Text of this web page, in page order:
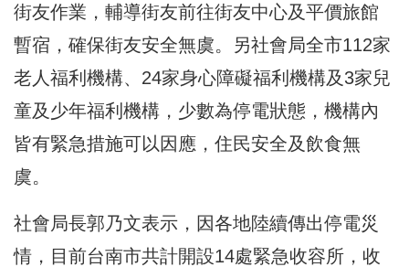
街友作業，輔導街友前往街友中心及平價旅館
暫宿，確保街友安全無虞。另社會局全市112家
老人福利機構、24家身心障礙福利機構及3家兒
童及少年福利機構，少數為停電狀態，機構內
皆有緊急措施可以因應，住民安全及飲食無
虞。
社會局長郭乃文表示，因各地陸續傳出停電災
情，目前台南市共計開設14處緊急收容所，收